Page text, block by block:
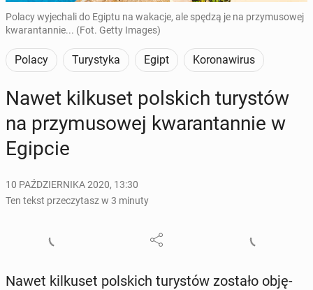
Polacy wyjechali do Egiptu na wakacje, ale spędzą je na przymusowej
kwarantannie... (Fot. Getty Images)
Polacy Turystyka Egipt Koronawirus
Nawet kil­ku­set pol­skich tu­ry­stów
na przy­mu­so­wej kwa­ran­tan­nie w
Egipcie
10 PAŹDZIERNIKA 2020, 13:30
Ten tekst przeczytasz w 3 minuty
Nawet kil­ku­set pol­skich tu­ry­stów zostało ob­ję­